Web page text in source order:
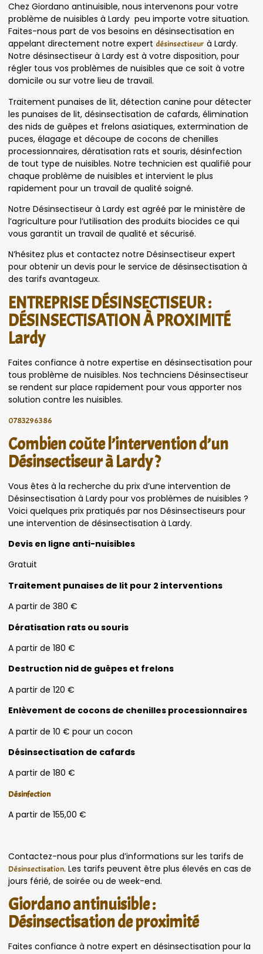
Chez Giordano antinuisible, nous intervenons pour votre
problème de nuisibles à Lardy peu importe votre situation.
Faites-nous part de vos besoins en désinsectisation en
appelant directement notre expert désinsectiseur à Lardy.
Notre désinsectiseur à Lardy est à votre disposition, pour
régler tous vos problèmes de nuisibles que ce soit à votre
domicile ou sur votre lieu de travail.
Traitement punaises de lit, détection canine pour détecter
les punaises de lit, désinsectisation de cafards, élimination
des nids de guêpes et frelons asiatiques, extermination de
puces, élagage et découpe de cocons de chenilles
processionnaires, dératisation rats et souris, désinfection
de tout type de nuisibles. Notre technicien est qualifié pour
chaque problème de nuisibles et intervient le plus
rapidement pour un travail de qualité soigné.
Notre Désinsectiseur à Lardy est agréé par le ministère de
l’agriculture pour l’utilisation des produits biocides ce qui
vous garantit un travail de qualité et sécurisé.
N’hésitez plus et contactez notre Désinsectiseur expert
pour obtenir un devis pour le service de désinsectisation à
des tarifs avantageux.
ENTREPRISE DÉSINSECTISEUR :
DÉSINSECTISATION À PROXIMITÉ
Lardy
Faites confiance à notre expertise en désinsectisation pour
tous problème de nuisibles. Nos technciens Désinsectiseur
se rendent sur place rapidement pour vous apporter nos
solution contre les nuisibles.
0783296386
Combien coûte l’intervention d’un
Désinsectiseur à Lardy ?
Vous êtes à la recherche du prix d’une intervention de
Désinsectisation à Lardy pour vos problèmes de nuisibles ?
Voici quelques prix pratiqués par nos Désinsectiseurs pour
une intervention de désinsectisation à Lardy.
Devis en ligne anti-nuisibles
Gratuit
Traitement punaises de lit pour 2 interventions
A partir de 380 €
Dératisation rats ou souris
A partir de 180 €
Destruction nid de guêpes et frelons
A partir de 120 €
Enlèvement de cocons de chenilles processionnaires
A partir de 10 € pour un cocon
Désinsectisation de cafards
A partir de 180 €
Désinfection
A partir de 155,00 €
Contactez-nous pour plus d’informations sur les tarifs de
Désinsectisation. Les tarifs peuvent être plus élevés en cas de
jours férié, de soirée ou de week-end.
Giordano antinuisible :
Désinsectisation de proximité
Faites confiance à notre expert en désinsectisation pour la